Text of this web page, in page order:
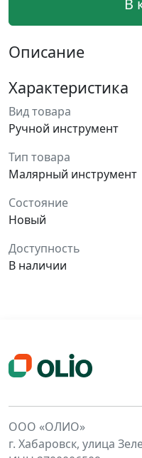
В
Описание
Характеристика
Вид товара
Ручной инструмент
Тип товара
Малярный инструмент
Состояние
Новый
Доступность
В наличии
ООО «ОЛИО»
г. Хабаровск, улица